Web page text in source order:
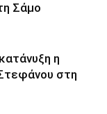
Σάμο
η
στη